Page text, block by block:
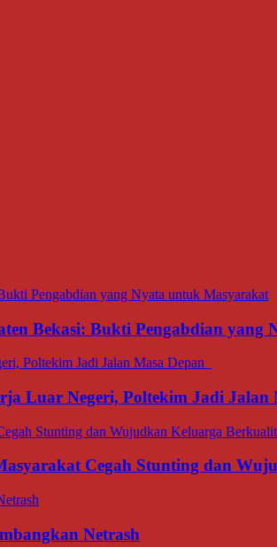
Bekasi: Bukti Pengabdian yang
Luar Negeri, Poltekim Jadi
Cegah Stunting dan
Netrash